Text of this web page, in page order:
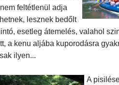
feltétlenül adja
lesznek bedőlt
esetleg átemelés, valahol
a kenu aljába kuporodásra
ilyen...
A